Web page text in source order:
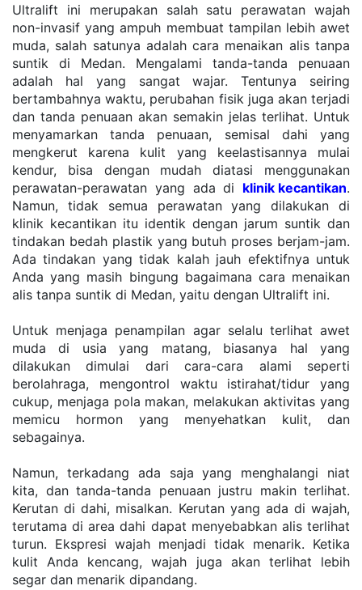
Ultralift ini merupakan salah satu perawatan wajah
non-invasif yang ampuh membuat tampilan lebih awet
muda, salah satunya adalah cara menaikan alis tanpa
suntik di Medan. Mengalami tanda-tanda penuaan
adalah hal yang sangat wajar. Tentunya seiring
bertambahnya waktu, perubahan fisik juga akan terjadi
dan tanda penuaan akan semakin jelas terlihat. Untuk
menyamarkan tanda penuaan, semisal dahi yang
mengkerut karena kulit yang keelastisannya mulai
kendur, bisa dengan mudah diatasi menggunakan
perawatan-perawatan yang ada di klinik kecantikan.
Namun, tidak semua perawatan yang dilakukan di
klinik kecantikan itu identik dengan jarum suntik dan
tindakan bedah plastik yang butuh proses berjam-jam.
Ada tindakan yang tidak kalah jauh efektifnya untuk
Anda yang masih bingung bagaimana cara menaikan
alis tanpa suntik di Medan, yaitu dengan Ultralift ini.
Untuk menjaga penampilan agar selalu terlihat awet
muda di usia yang matang, biasanya hal yang
dilakukan dimulai dari cara-cara alami seperti
berolahraga, mengontrol waktu istirahat/tidur yang
cukup, menjaga pola makan, melakukan aktivitas yang
memicu hormon yang menyehatkan kulit, dan
sebagainya.
Namun, terkadang ada saja yang menghalangi niat
kita, dan tanda-tanda penuaan justru makin terlihat.
Kerutan di dahi, misalkan. Kerutan yang ada di wajah,
terutama di area dahi dapat menyebabkan alis terlihat
turun. Ekspresi wajah menjadi tidak menarik. Ketika
kulit Anda kencang, wajah juga akan terlihat lebih
segar dan menarik dipandang.